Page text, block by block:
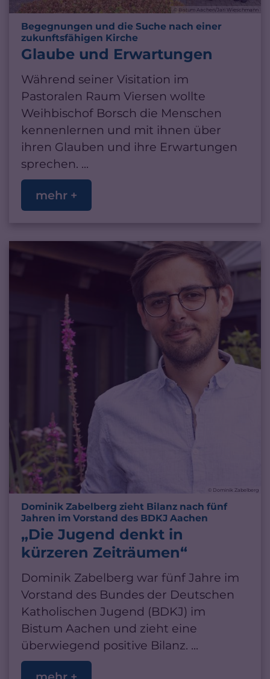
© Bistum Aachen/Jari Wieschmann
Begegnungen und die Suche nach einer
zukunftsfähigen Kirche
Glaube und Erwartungen
Während seiner Visitation im
Pastoralen Raum Viersen wollte
Weihbischof Borsch die Menschen
kennenlernen und mit ihnen über
ihren Glauben und ihre Erwartungen
sprechen. ...
mehr +
© Dominik Zabelberg
Dominik Zabelberg zieht Bilanz nach fünf
Jahren im Vorstand des BDKJ Aachen
„Die Jugend denkt in
kürzeren Zeiträumen“
Dominik Zabelberg war fünf Jahre im
Vorstand des Bundes der Deutschen
Katholischen Jugend (BDKJ) im
Bistum Aachen und zieht eine
überwiegend positive Bilanz. ...